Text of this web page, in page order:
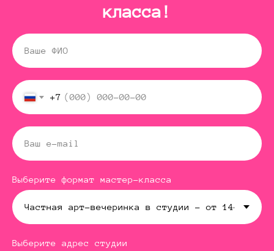
класса!
+7
Выберите формат мастер-класса
Выберите адрес студии